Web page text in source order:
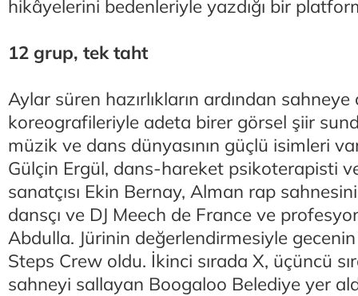
hikâyelerini bedenleriyle yazdığı bir
12 grup, tek taht
Aylar süren hazırlıkların ardından sahneye
koreografileriyle adeta birer görsel şiir
müzik ve dans dünyasının güçlü isimleri
Gülçin Ergül, dans-hareket psikoterapisti
sanatçısı Ekin Bernay, Alman rap
dansçı ve DJ Meech de France ve
Abdulla. Jürinin değerlendirmesiyle
Steps Crew oldu. İkinci sırada X, üçüncü
sahneyi sallayan Boogaloo Belediye yer